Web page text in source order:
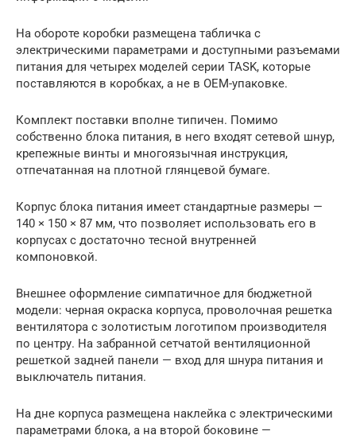
На обороте коробки размещена табличка с
электрическими параметрами и доступными разъемами
питания для четырех моделей серии TASK, которые
поставляются в коробках, а не в OEM-упаковке.
Комплект поставки вполне типичен. Помимо
собственно блока питания, в него входят сетевой шнур,
крепежные винты и многоязычная инструкция,
отпечатанная на плотной глянцевой бумаге.
Корпус блока питания имеет стандартные размеры —
140 × 150 × 87 мм, что позволяет использовать его в
корпусах с достаточно тесной внутренней
компоновкой.
Внешнее оформление симпатичное для бюджетной
модели: черная окраска корпуса, проволочная решетка
вентилятора с золотистым логотипом производителя
по центру. На забранной сетчатой вентиляционной
решеткой задней панели — вход для шнура питания и
выключатель питания.
На дне корпуса размещена наклейка с электрическими
параметрами блока, а на второй боковине —